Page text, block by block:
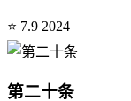
⭐ 7.9 2024
第二十条